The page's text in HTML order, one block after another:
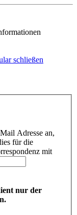
Adresse an,
für die
mit
nur der